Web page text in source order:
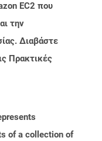
EC2 που
την
Διαβάστε
Πρακτικές
of a collection of